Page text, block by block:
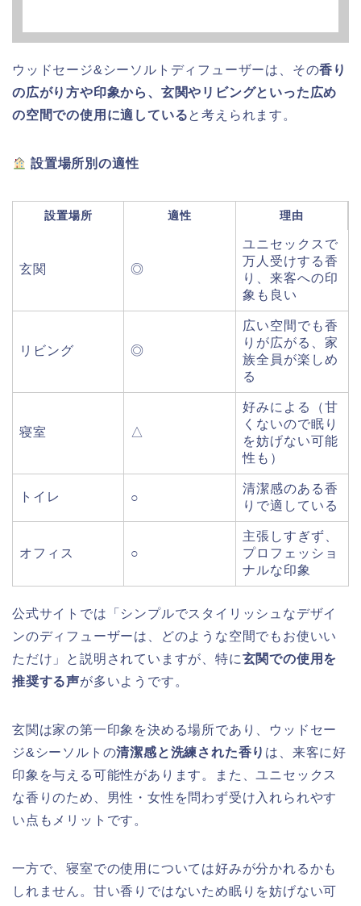
ウッドセージ&シーソルトディフューザーは、その香り
の広がり方や印象から、玄関やリビングといった広め
の空間での使用に適していると考えられます。
設置場所別の適性
設置場所 適性 理由
玄関 ◎
ユニセックスで
万人受けする香
り、来客への印
象も良い
リビング ◎
広い空間でも香
りが広がる、家
族全員が楽しめ
る
寝室 △
好みによる（甘
くないので眠り
を妨げない可能
性も）
トイレ ○
清潔感のある香
りで適している
オフィス ○
主張しすぎず、
プロフェッショ
ナルな印象
公式サイトでは「シンプルでスタイリッシュなデザイ
ンのディフューザーは、どのような空間でもお使いい
ただけ」と説明されていますが、特に玄関での使用を
推奨する声が多いようです。
玄関は家の第一印象を決める場所であり、ウッドセー
ジ&シーソルトの清潔感と洗練された香り は、来客に好
印象を与える可能性があります。また、ユニセックス
な香りのため、男性・女性を問わず受け入れられやす
い点もメリットです。
一方で、寝室での使用については好みが分かれるかも
しれません。甘い香りではないため眠りを妨げない可